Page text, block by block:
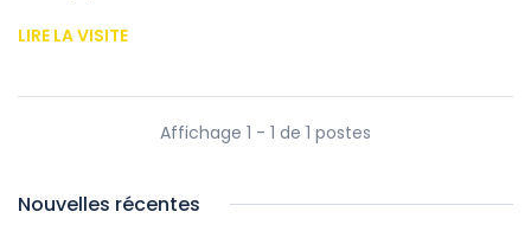
LIRE LA VISITE
Affichage 1 - 1 de 1 postes
Nouvelles récentes